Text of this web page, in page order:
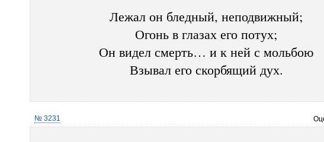
Лежал он бледный, неподвижный;
Огонь в глазах его потух;
Он видел смерть… и к ней с мольбою
Взывал его скорбящий дух.
№ 3231